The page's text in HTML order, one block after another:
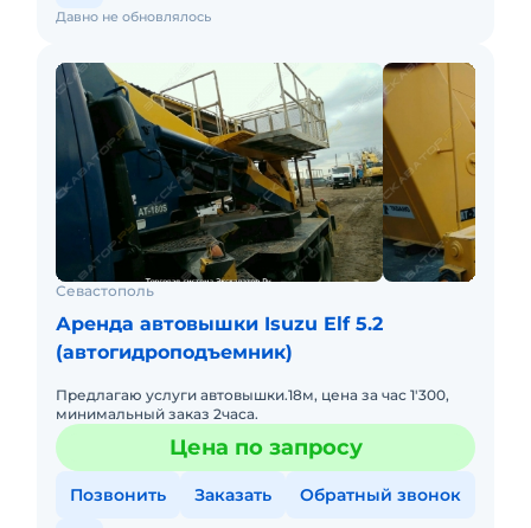
Давно не обновлялось
Севастополь
Аренда автовышки Isuzu Elf 5.2
(автогидроподъемник)
Предлагаю услуги автовышки.18м, цена за час 1'300,
минимальный заказ 2часа.
Цена по запросу
Позвонить Заказать Обратный звонок